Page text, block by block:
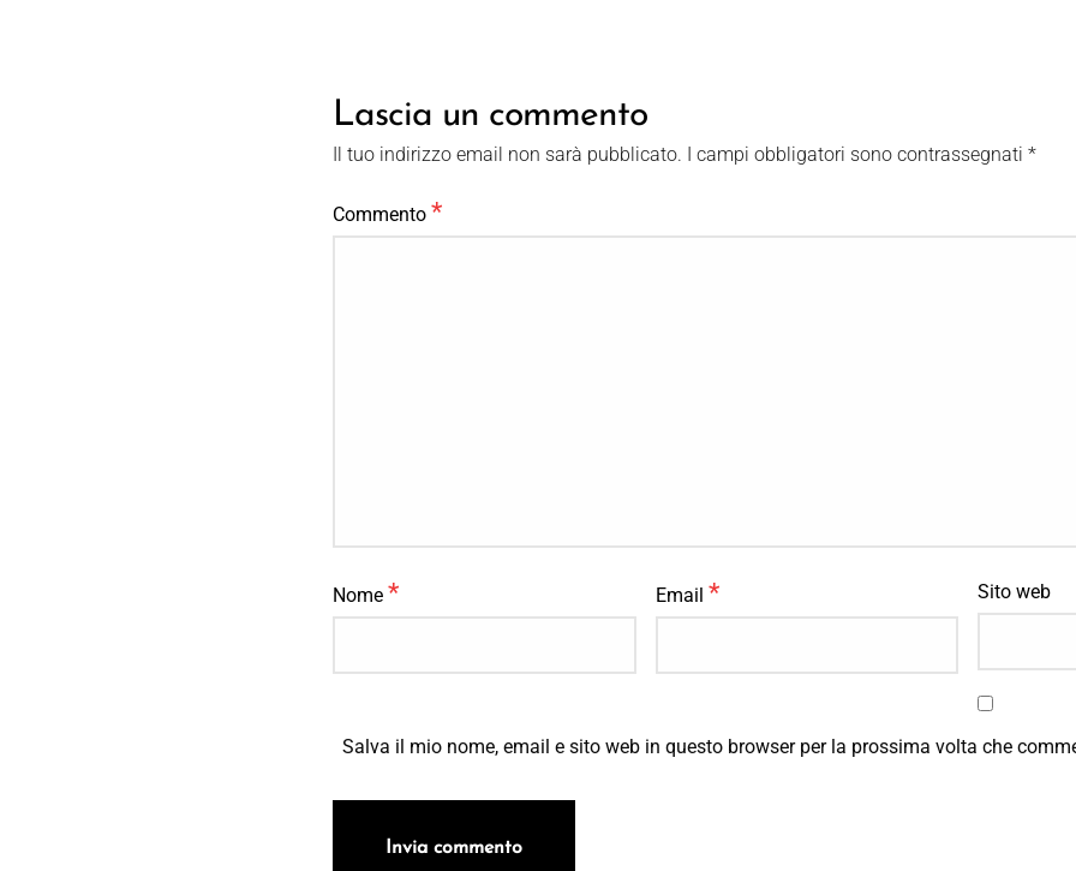
Lascia un commento
Il tuo indirizzo email non sarà pubblicato. I campi obbligatori sono contrassegnati*
Commento*
Nome* Email * Sito web
Salva il mio nome, email e sito web in questo browser per la prossima volta che